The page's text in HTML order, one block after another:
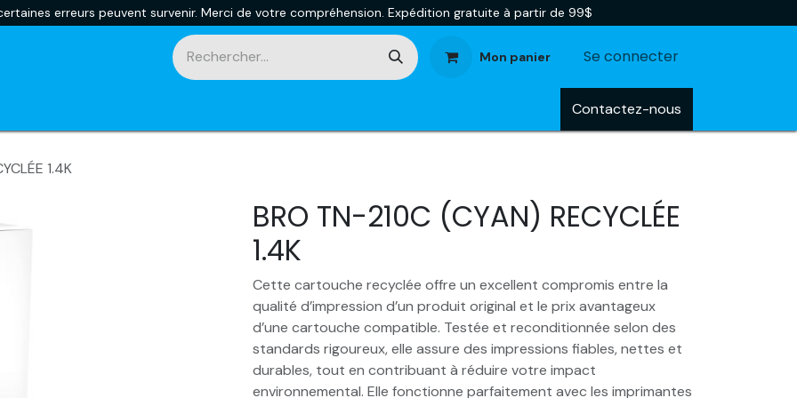
erreurs peuvent survenir. Merci de votre compréhension. Expédition gratuite à partir de 99$
Mon panier Se connecter
Contactez-nous
1.4K
BRO TN-210C (CYAN) RECYCLÉE
1.4K
Cette cartouche recyclée offre un excellent compromis entre la
qualité d’impression d’un produit original et le prix avantageux
d’une cartouche compatible. Testée et reconditionnée selon des
standards rigoureux, elle assure des impressions fiables, nettes et
durables, tout en contribuant à réduire votre impact
environnemental. Elle fonctionne parfaitement avec les imprimantes